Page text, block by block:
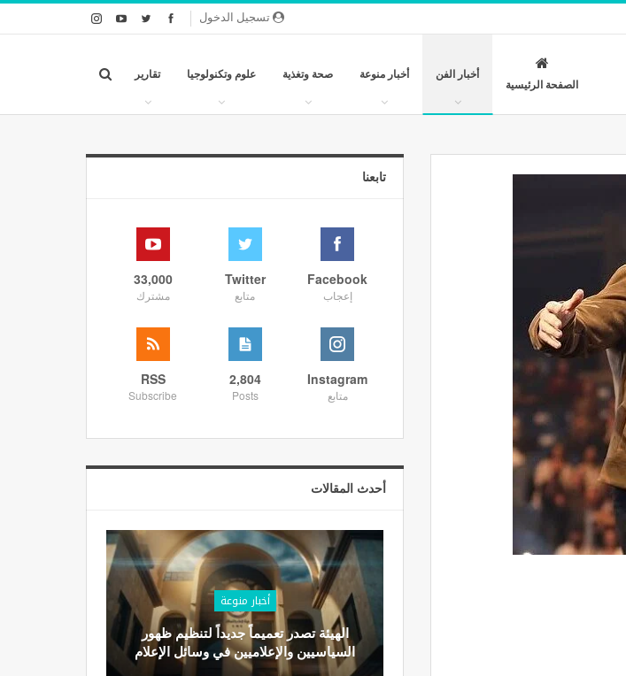
تسجيل الدخول
الصفحة الرئيسية
أخبار الفن أخبار منوعة صحة وتغذية علوم وتكنولوجيا تقارير
تابعنا
Facebook
إعجاب
Twitter
متابع
33,000
مشترك
Instagram
متابع
2,804
Posts
RSS
Subscribe
أحدث المقالات
أخبار منوعة
الهيئة تصدر تعميماً جديداً لتنظيم ظهور
السياسيين والإعلاميين في وسائل الإعلام